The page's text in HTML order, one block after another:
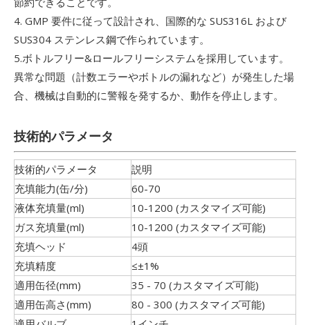
4. GMP 要件に従って設計され、国際的な SUS316L および
SUS304 ステンレス鋼で作られています。
5.ボトルフリー&ロールフリーシステムを採用しています。
異常な問題（計数エラーやボトルの漏れなど）が発生した場
合、機械は自動的に警報を発するか、動作を停止します。
技術的パラメータ
技術的パラメータ
説明
充填能力(缶/分)
60-70
液体充填量(ml)
10-1200 (カスタマイズ可能)
ガス充填量(ml)
10-1200 (カスタマイズ可能)
充填ヘッド
4頭
充填精度
≤±1%
適用缶径(mm)
35 - 70 (カスタマイズ可能)
適用缶高さ(mm)
80 - 300 (カスタマイズ可能)